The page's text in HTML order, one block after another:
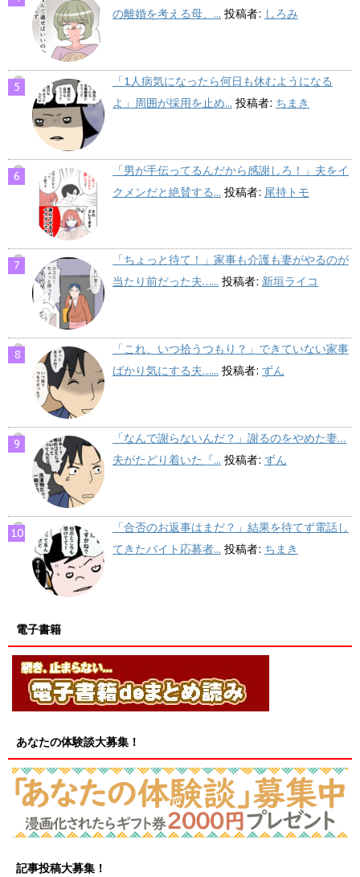
の離婚を考える母、... 投稿者: しろみ
「1人病気になったら何日も休むようになる
よ」周囲が採用を止め... 投稿者: ちまき
「男が手伝ってるんだから感謝しろ！」夫をイ
クメンだと絶賛する... 投稿者: 尾持トモ
「ちょっと待て！」家事も介護も妻がやるのが
当たり前だった夫…... 投稿者: 新垣ライコ
「これ、いつ拾うつもり？」できていない家事
ばかり気にする夫…... 投稿者: ずん
「なんで謝らないんだ？」謝るのをやめた妻…
夫がたどり着いた『... 投稿者: ずん
「合否のお返事はまだ？」結果を待てず電話し
てきたバイト応募者... 投稿者: ちまき
電子書籍
あなたの体験談大募集！
記事投稿大募集！